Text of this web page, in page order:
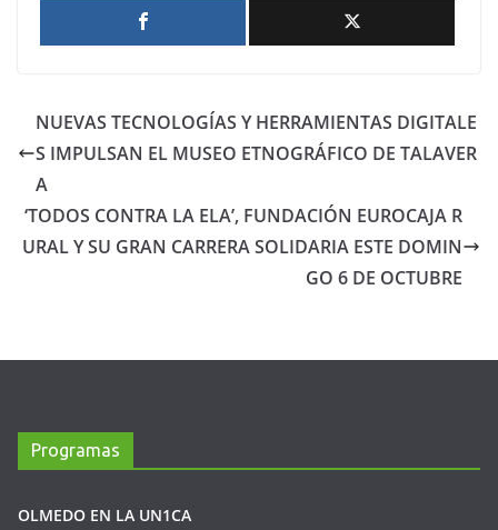
NUEVAS TECNOLOGÍAS Y HERRAMIENTAS DIGITALE
S IMPULSAN EL MUSEO ETNOGRÁFICO DE TALAVER
A
‘TODOS CONTRA LA ELA’, FUNDACIÓN EUROCAJA R
URAL Y SU GRAN CARRERA SOLIDARIA ESTE DOMIN
GO 6 DE OCTUBRE
Programas
OLMEDO EN LA UN1CA